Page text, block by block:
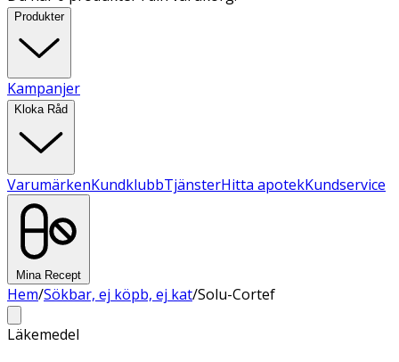
Produkter
Kampanjer
Kloka Råd
VarumärkenKundklubbTjänsterHitta apotekKundservice
Mina Recept
Hem/Sökbar, ej köpb, ej kat/Solu-Cortef
Läkemedel